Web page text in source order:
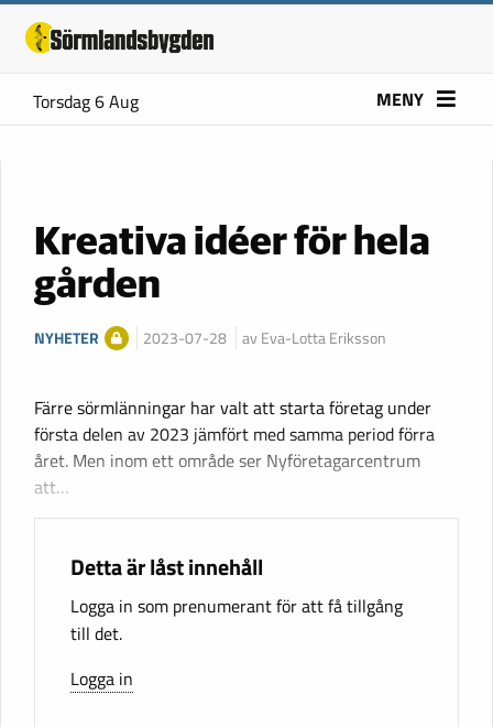
Torsdag 6 Aug MENY
Kreativa idéer för hela
gården
NYHETER 2023-07-28 av Eva-Lotta Eriksson
Färre sörmlänningar har valt att starta företag under
första delen av 2023 jämfört med samma period förra
året. Men inom ett område ser Nyföretagarcentrum
att…
Detta är låst innehåll
Logga in som prenumerant för att få tillgång
till det.
Logga in